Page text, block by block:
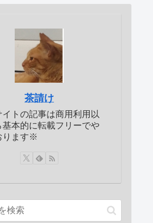
茶請け
トの記事は商用利用以
基本的に転載フリーでや
ります※